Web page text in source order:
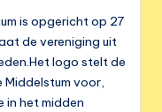
is opgericht op 27
de vereniging uit
logo stelt de
Middelstum voor,
in het midden